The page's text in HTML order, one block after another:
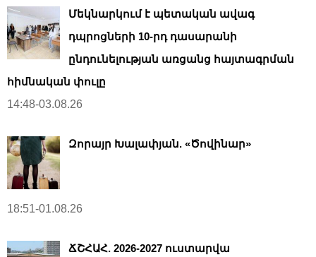
Մեկնարկում է պետական ավագ
դպրոցների 10-րդ դասարանի
ընդունելության առցանց հայտագրման
հիմնական փուլը
14:48-03.08.26
Զորայր Խալափյան. «Ծովինար»
18:51-01.08.26
ՃՇՀԱՀ. 2026-2027 ուստարվա